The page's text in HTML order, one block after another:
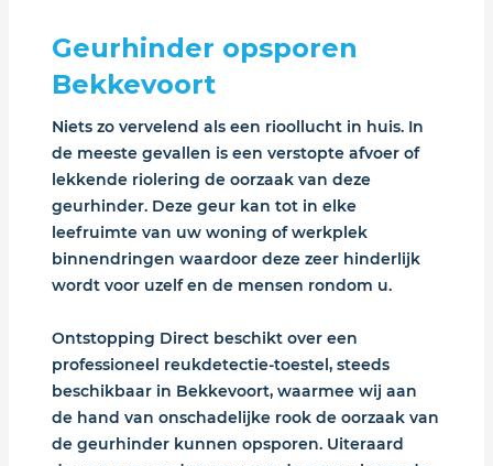
Geurhinder opsporen
Bekkevoort
Niets zo vervelend als een rioollucht in huis. In
de meeste gevallen is een verstopte afvoer of
lekkende riolering de oorzaak van deze
geurhinder. Deze geur kan tot in elke
leefruimte van uw woning of werkplek
binnendringen waardoor deze zeer hinderlijk
wordt voor uzelf en de mensen rondom u.
Ontstopping Direct beschikt over een
professioneel reukdetectie-toestel, steeds
beschikbaar in Bekkevoort, waarmee wij aan
de hand van onschadelijke rook de oorzaak van
de geurhinder kunnen opsporen. Uiteraard